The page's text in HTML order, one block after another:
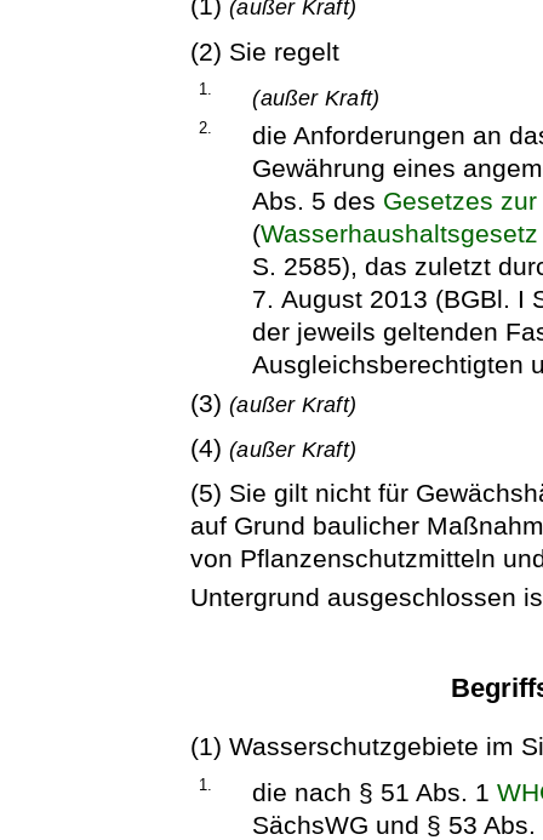
(1)(außer Kraft)
(2) Sie regelt
1. (außer Kraft)
2.
die Anforderungen an
Gewährung eines
Abs. 5 des Gesetzes
(Wasserhaushaltsgesetz
S. 2585), das zuletzt
7. August 2013 (BGBl. I
der jeweils geltenden
Ausgleichsberechtigten
(3)(außer Kraft)
(4)(außer Kraft)
(5) Sie gilt nicht für
auf Grund baulicher
von Pflanzenschutzmitteln
Untergrund ausgeschlossen
(1) Wasserschutzgebiete im
1. die nach § 51 Abs. 1
SächsWG und § 53